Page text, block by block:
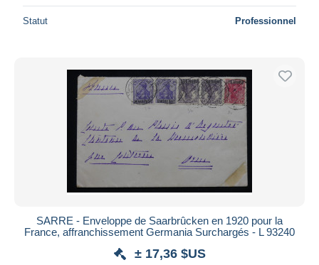
Statut Professionnel
SARRE - Enveloppe de Saarbrûcken en 1920 pour la
France, affranchissement Germania Surchargés - L 93240
± 17,36 $US